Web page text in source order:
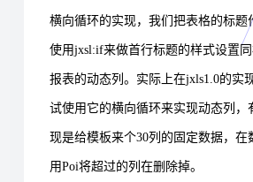
横向循环的实现，我们把表格的标题
使用jxsl:if来做首行标题的样式设置
报表的动态列。实际上在jxls1.0的实
试使用它的横向循环来实现动态列，
现是给模板来个30列的固定数据，在
用Poi将超过的列在删除掉。